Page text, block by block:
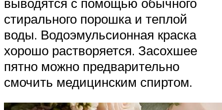
стирального порошка и теплой
воды. Водоэмульсионная краска
хорошо растворяется. Засохшее
пятно можно предварительно
смочить медицинским спиртом.